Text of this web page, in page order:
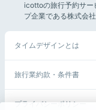
icottoの旅行予約サー
プ企業である株式会
タイムデザインとは
旅行業約款・条件書
プライバシーポリシー